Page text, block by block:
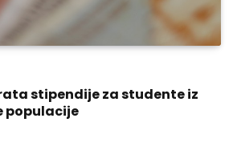
stipendije za studente iz
populacije